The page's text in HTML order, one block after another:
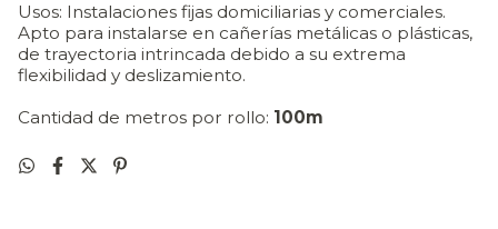
Usos: Instalaciones fijas domiciliarias y comerciales.
Apto para instalarse en cañerías metálicas o plásticas,
de trayectoria intrincada debido a su extrema
flexibilidad y deslizamiento.
Cantidad de metros por rollo: 100m